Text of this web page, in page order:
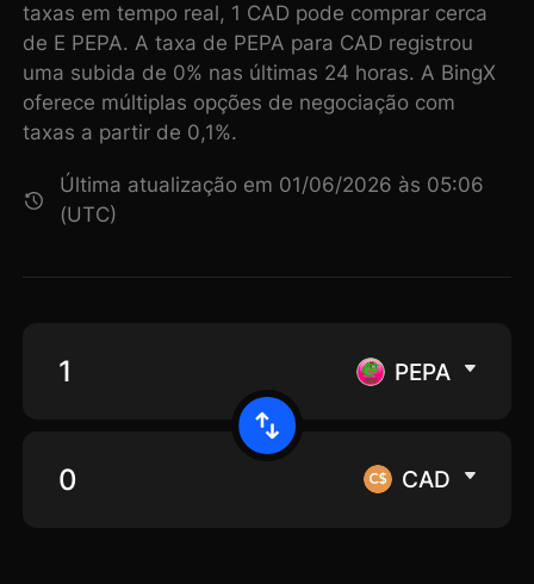
taxas em tempo real, 1 CAD pode comprar cerca
de E PEPA. A taxa de PEPA para CAD registrou
uma subida de 0% nas últimas 24 horas. A BingX
oferece múltiplas opções de negociação com
taxas a partir de 0,1%.
Última atualização em 01/06/2026 às 05:06
(UTC)
PEPA
CAD